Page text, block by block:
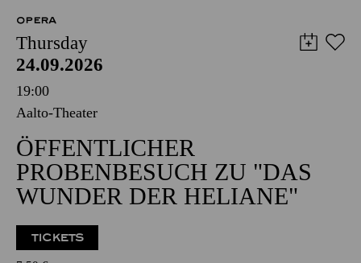
OPERA
Thursday
24.09.2026
19:00
Aalto-Theater
ÖFFENTLICHER
PROBENBESUCH ZU "DAS
WUNDER DER HELIANE"
TICKETS